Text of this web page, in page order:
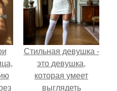
Стильная девушка -
это девушка,
которая умеет
выглядеть